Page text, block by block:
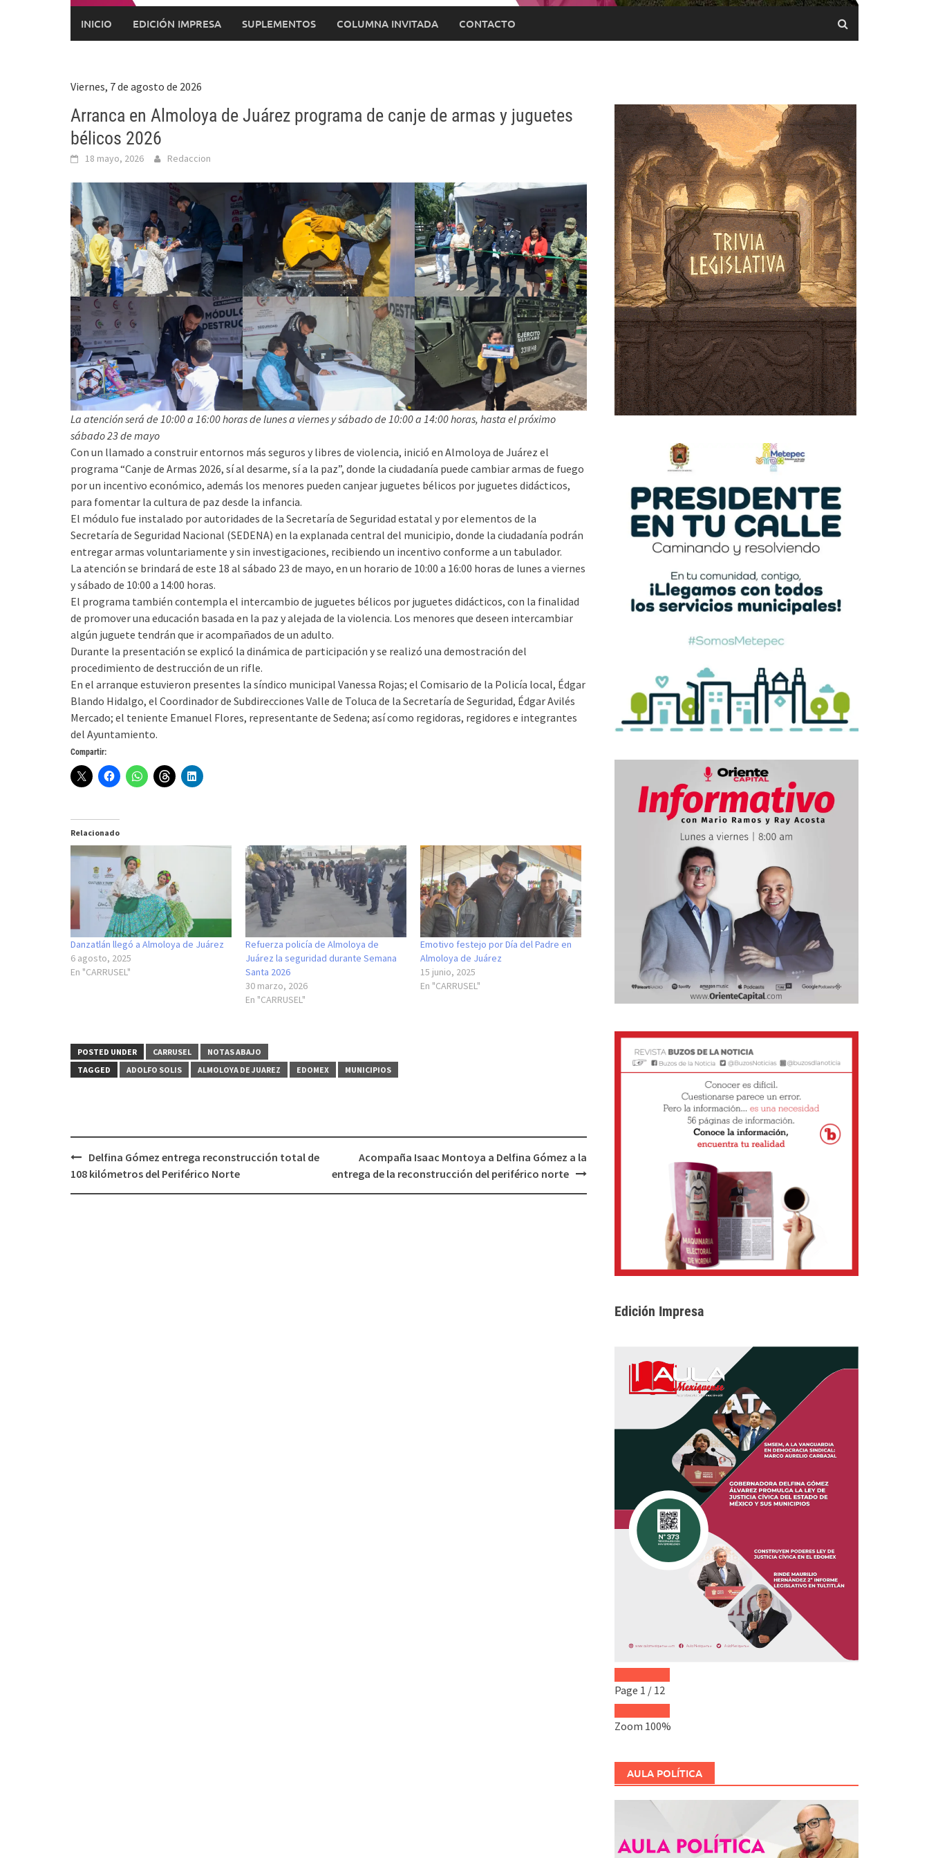
INICIO EDICIÓN IMPRESA SUPLEMENTOS COLUMNA INVITADA CONTACTO
Viernes, 7 de agosto de 2026
Arranca en Almoloya de Juárez programa de canje de armas y juguetes
bélicos 2026
18 mayo, 2026 Redaccion
La atención será de 10:00 a 16:00 horas de lunes a viernes y sábado de 10:00 a 14:00 horas, hasta el próximo
sábado 23 de mayo
Con un llamado a construir entornos más seguros y libres de violencia, inició en Almoloya de Juárez el
programa “Canje de Armas 2026, sí al desarme, sí a la paz”, donde la ciudadanía puede cambiar armas de fuego
por un incentivo económico, además los menores pueden canjear juguetes bélicos por juguetes didácticos,
para fomentar la cultura de paz desde la infancia.
El módulo fue instalado por autoridades de la Secretaría de Seguridad estatal y por elementos de la
Secretaría de Seguridad Nacional (SEDENA) en la explanada central del municipio, donde la ciudadanía podrán
entregar armas voluntariamente y sin investigaciones, recibiendo un incentivo conforme a un tabulador.
La atención se brindará de este 18 al sábado 23 de mayo, en un horario de 10:00 a 16:00 horas de lunes a viernes
y sábado de 10:00 a 14:00 horas.
El programa también contempla el intercambio de juguetes bélicos por juguetes didácticos, con la finalidad
de promover una educación basada en la paz y alejada de la violencia. Los menores que deseen intercambiar
algún juguete tendrán que ir acompañados de un adulto.
Durante la presentación se explicó la dinámica de participación y se realizó una demostración del
procedimiento de destrucción de un rifle.
En el arranque estuvieron presentes la síndico municipal Vanessa Rojas; el Comisario de la Policía local, Édgar
Blando Hidalgo, el Coordinador de Subdirecciones Valle de Toluca de la Secretaría de Seguridad, Édgar Avilés
Mercado; el teniente Emanuel Flores, representante de Sedena; así como regidoras, regidores e integrantes
del Ayuntamiento.
Compartir:
Relacionado
Danzatlán llegó a Almoloya de Juárez
6 agosto, 2025
En "CARRUSEL"
Refuerza policía de Almoloya de
Juárez la seguridad durante Semana
Santa 2026
30 marzo, 2026
En "CARRUSEL"
Emotivo festejo por Día del Padre en
Almoloya de Juárez
15 junio, 2025
En "CARRUSEL"
POSTED UNDER CARRUSEL
NOTAS ABAJO
TAGGED
ADOLFO SOLIS ALMOLOYA DE JUAREZ EDOMEX MUNICIPIOS
Post
navigation
Delfina Gómez entrega reconstrucción total de
108 kilómetros del Periférico Norte
Acompaña Isaac Montoya a Delfina Gómez a la
entrega de la reconstrucción del periférico norte
Edición Impresa
Page 1 / 12
Zoom 100%
AULA POLÍTICA